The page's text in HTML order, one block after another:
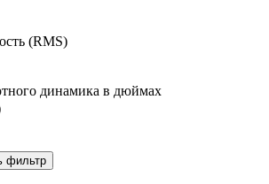
(RMS)
динамика в дюймах
фильтр